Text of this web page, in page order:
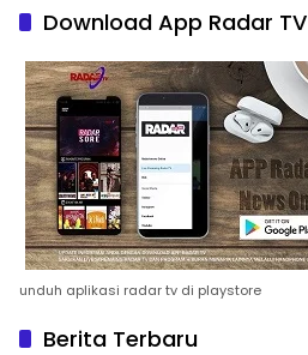
Download App Radar TV
unduh aplikasi radar tv di playstore
Berita Terbaru